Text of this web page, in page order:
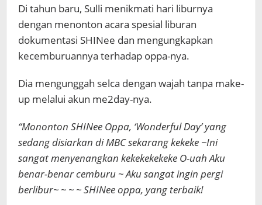
Di tahun baru, Sulli menikmati hari liburnya
dengan menonton acara spesial liburan
dokumentasi SHINee dan mengungkapkan
kecemburuannya terhadap oppa-nya.
Dia mengunggah selca dengan wajah tanpa make-
up melalui akun me2day-nya.
“Mononton SHINee Oppa, ‘Wonderful Day’ yang
sedang disiarkan di MBC sekarang kekeke ~Ini
sangat menyenangkan kekekekekeke O-uah Aku
benar-benar cemburu ~ Aku sangat ingin pergi
berlibur~ ~ ~ ~ SHINee oppa, yang terbaik!